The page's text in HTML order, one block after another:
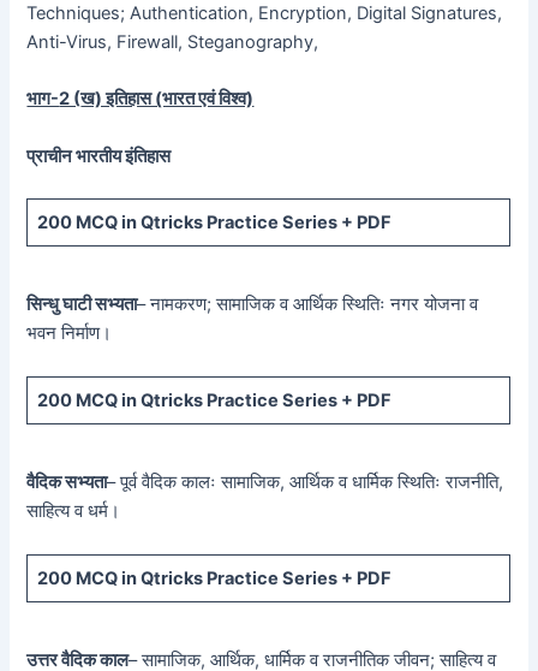
Techniques; Authentication, Encryption, Digital Signatures,
Anti-Virus, Firewall, Steganography,
भाग-2 (ख) इतिहास (भारत एवं विश्व)
प्राचीन भारतीय इंतिहास
200 MCQin Qtricks Practice Series + PDF
सिन्धु घाटी सभ्यता– नामकरण; सामाजिक व आर्थिक स्थितिः नगर योजना व
भवन निर्माण।
200 MCQin Qtricks Practice Series + PDF
वैदिक सभ्यता– पूर्व वैदिक कालः सामाजिक, आर्थिक व धार्मिक स्थितिः राजनीति,
साहित्य व धर्म।
200 MCQin Qtricks Practice Series + PDF
उत्तर वैदिक काल– सामाजिक, आर्थिक, धार्मिक व राजनीतिक जीवन; साहित्य व